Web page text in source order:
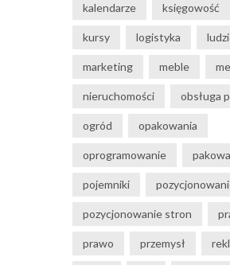
kalendarze księgowość
kursy logistyka
marketing meble
nieruchomości obsługa
ogród opakowania
oprogramowanie
pojemniki
pozycjonowanie stron
prawo przemysł